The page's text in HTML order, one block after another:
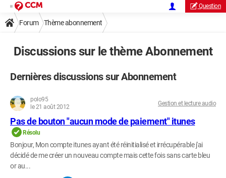
Question
Forum Thème abonnement
Discussions sur le thème Abonnement
Dernières discussions sur Abonnement
polo95
le 21 août 2012
Gestion et lecture audio
Pas de bouton "aucun mode de paiement" itunes
Résolu
Bonjour, Mon compte itunes ayant été réinitialisé et irrécupérable j'ai
décidé de me créer un nouveau compte mais cette fois sans carte bleu
or au...